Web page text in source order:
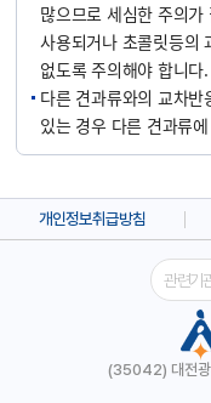
많으므로 세심한 주의
사용되거나 초콜릿등의
없도록 주의해야 합니다.
다른 견과류와의 교차
있는 경우 다른 견과류
개인정보취급방침
(35042) 대전광